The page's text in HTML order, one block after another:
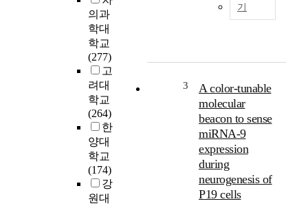
의과
학대
학교
(277)
고
려대
학교
(264)
한
양대
학교
(174)
강
원대
p
기
3
A color-tunable
molecular
beacon to sense
miRNA-9
expression
during
neurogenesis of
P19 cells